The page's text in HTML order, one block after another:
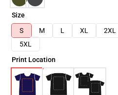
Size
S
M L XL 2XL
5XL
Print Location